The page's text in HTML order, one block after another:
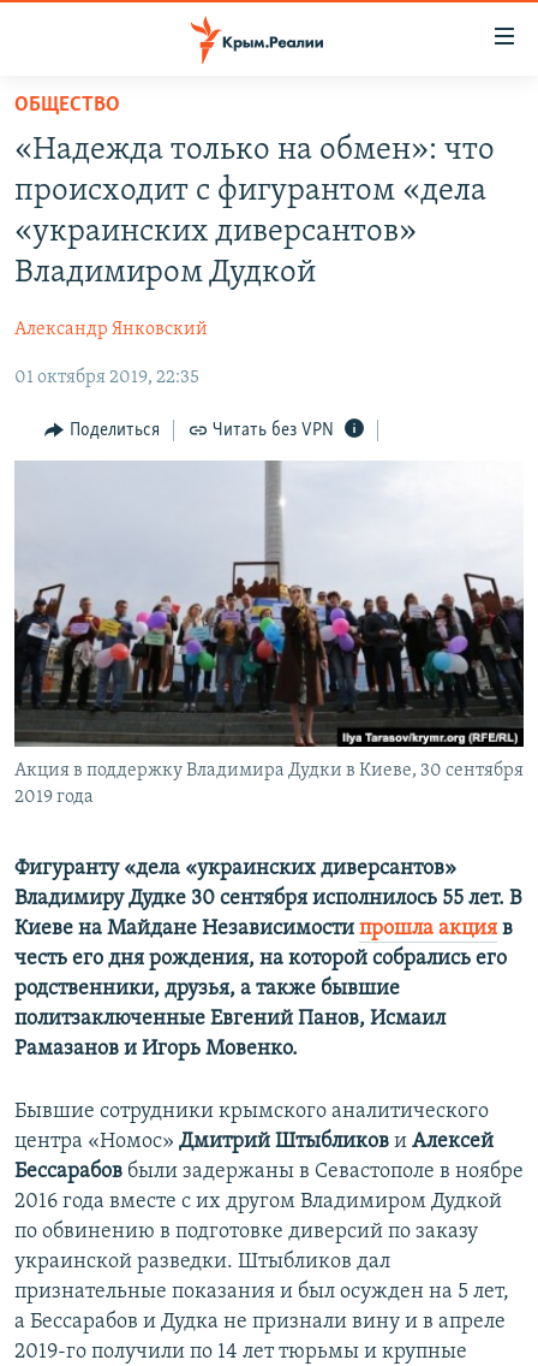
Вернуться
основному
содержанию
Вернутся
главной
Вернутся
СПЕЦПРОЕКТЫ
КАРТА ВОЕННЫХ ОБЪЕКТОВ КРЫМА
ВОДА
ИСТОРИЯ
ИНТЕРАКТИВ
ИНФОГРАФИКА
ТЕЛЕПРОЕКТ КРЫМ.РЕАЛИИ
КРЫМ.НЕПОКОРЕННЫЙ
ELIFBE
УКРАИНСКАЯ ПРОБЛЕМА КРЫМА
РАДІО СВОБОДА
КАК ОБОЙТИ БЛОКИРОВКУ
Все сайты RFE/RL
ОБЩЕСТВО
«Надежда только на обмен»: что
происходит с фигурантом «дела
«украинских диверсантов»
Владимиром Дудкой
Александр Янковский
01 октября 2019, 22:35
Поделиться Читать без VPN
Акция в поддержку Владимира Дудки в Киеве, 30 сентября
2019 года
Фигуранту «дела «украинских диверсантов»
Владимиру Дудке 30 сентября исполнилось 55 лет. В
Киеве на Майдане Независимости прошла акция в
честь его дня рождения, на которой собрались его
родственники, друзья, а также бывшие
политзаключенные Евгений Панов, Исмаил
Рамазанов и Игорь Мовенко.
Бывшие сотрудники крымского аналитического
центра «Номос» Дмитрий Штыбликов и Алексей
Бессарабов были задержаны в Севастополе в ноябре
2016 года вместе с их другом Владимиром Дудкой
по обвинению в подготовке диверсий по заказу
украинской разведки. Штыбликов дал
признательные показания и был осужден на 5 лет,
а Бессарабов и Дудка не признали вину и в апреле
2019-го получили по 14 лет тюрьмы и крупные